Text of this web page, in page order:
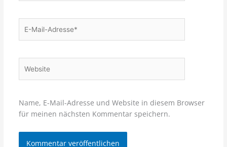
Mail-
Name, E-Mail-Adresse und Website in diesem Browser
für meinen nächsten Kommentar speichern.